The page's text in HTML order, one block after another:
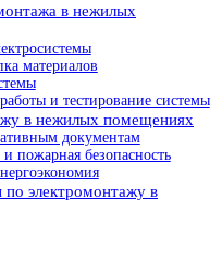
в нежилых
материалов
и тестирование системы
в нежилых помещениях
документам
и пожарная безопасность
электромонтажу в